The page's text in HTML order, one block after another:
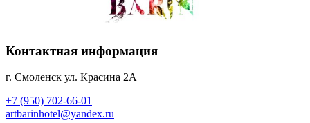
Контактная информация
г. Смоленск ул. Красина 2А
+7 (950) 702-66-01
artbarinhotel@yandex.ru